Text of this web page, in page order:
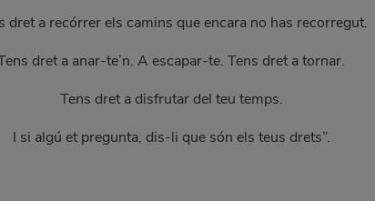
dret a recórrer els camins que encara no has recorregut.
dret a anar-te’n. A escapar-te. Tens dret a tornar.
Tens dret a disfrutar del teu temps.
I si algú et pregunta, dis-li que són els teus drets”.